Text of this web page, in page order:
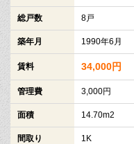
総戸数 8戸
築年月 1990年6月
賃料 34,000円
管理費 3,000円
面積 14.70m2
間取り 1K